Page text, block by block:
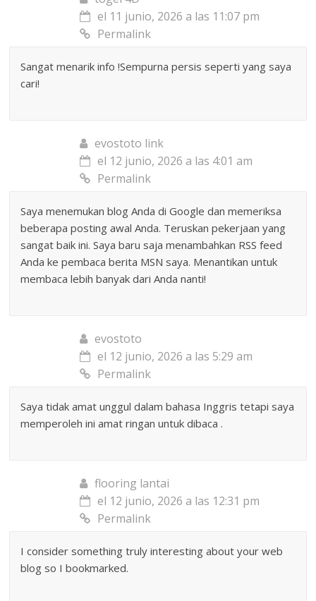
el 11 junio, 2026 a las 11:07 pm
Permalink
Sangat menarik info !Sempurna persis seperti yang saya
cari!
evostoto link
el 12 junio, 2026 a las 4:01 am
Permalink
Saya menemukan blog Anda di Google dan memeriksa
beberapa posting awal Anda. Teruskan pekerjaan yang
sangat baik ini. Saya baru saja menambahkan RSS feed
Anda ke pembaca berita MSN saya. Menantikan untuk
membaca lebih banyak dari Anda nanti!
evostoto
el 12 junio, 2026 a las 5:29 am
Permalink
Saya tidak amat unggul dalam bahasa Inggris tetapi saya
memperoleh ini amat ringan untuk dibaca .
flooring lantai
el 12 junio, 2026 a las 12:31 pm
Permalink
I consider something truly interesting about your web
blog so I bookmarked.